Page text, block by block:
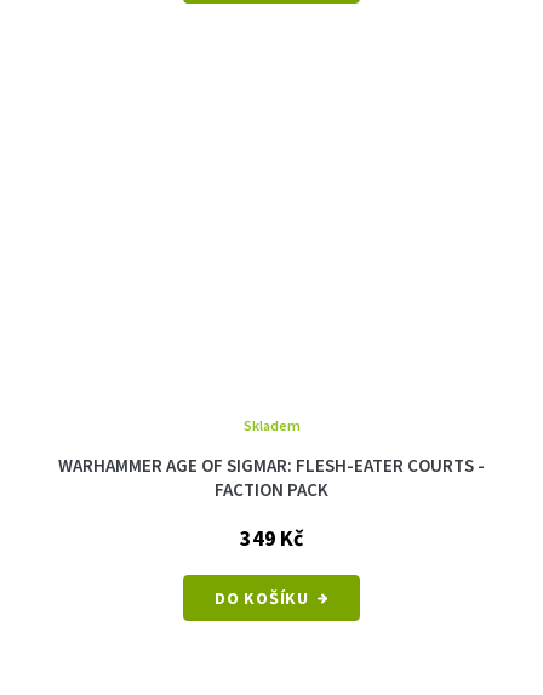
WARHAMMER AGE OF SIGMAR: FLESH-EATER COURTS -
FACTION PACK
Skladem
349 Kč
DO KOŠÍKU